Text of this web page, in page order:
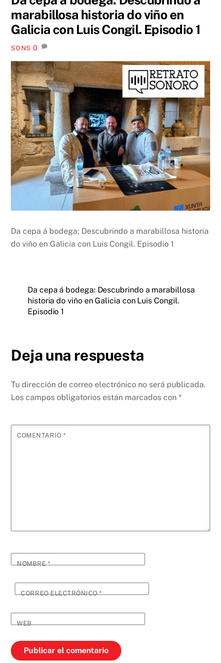
marabillosa historia do viño en
Galicia con Luis Congil. Episodio 1
SONS 0
Da cepa á bodega: Descubrindo a marabillosa historia
do viño en Galicia con Luis Congil. Episodio 1
Da cepa á bodega: Descubrindo a marabillosa
historia do viño en Galicia con Luis Congil.
Episodio 1
Deja una respuesta
Tu dirección de correo electrónico no será publicada.
Los campos obligatorios están marcados con*
COMENTARIO*
NOMBRE*
CORREO ELECTRÓNICO*
WEB